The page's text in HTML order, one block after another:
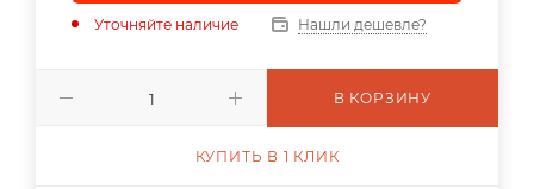
Уточняйте наличие
Нашли дешевле?
В КОРЗИНУ
КУПИТЬ В 1 КЛИК